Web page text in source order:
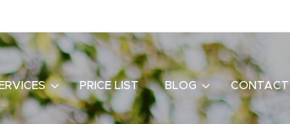
PRICE LIST BLOG CONTACT